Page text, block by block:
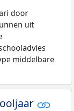
door
uit
middelbare